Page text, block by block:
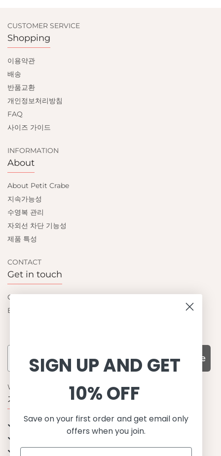
CUSTOMER SERVICE
Shopping
이용약관
배송
반품교환
개인정보처리방침
FAQ
사이즈 가이드
INFORMATION
About
About Petit Crabe
지속가능성
수영복 관리
자외선 차단 기능성
제품 특성
CONTACT
Get in touch
Contact us
Become a retailer
Subscribe
WHY CHOOSE US?
기능성과 품질, 그리고 디자인
UPF 50+ 최고 수준 UV 차단 성능
이탈리아산 최고급 원단과 소재 사용
환경을 생각하는 지속가능한 제품
SIGN UP AND GET
10% OFF
Save on your first order and get email only
offers when you join.